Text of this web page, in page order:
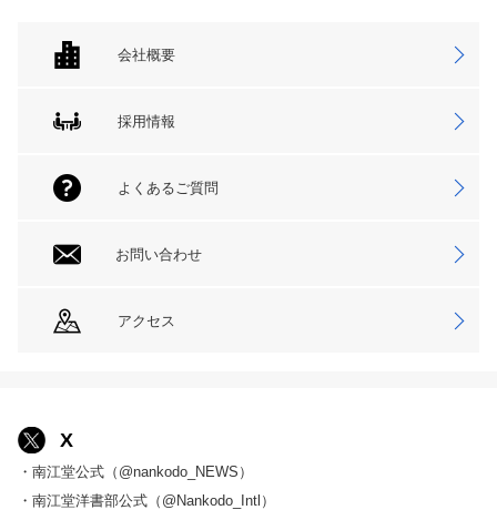
会社概要
採用情報
よくあるご質問
お問い合わせ
アクセス
X
・南江堂公式（@nankodo_NEWS）
・南江堂洋書部公式（@Nankodo_Intl）